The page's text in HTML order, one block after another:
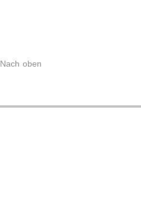
Nach oben